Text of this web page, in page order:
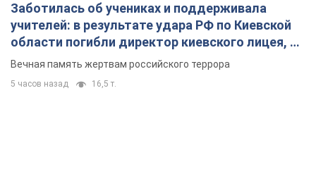
Заботилась об учениках и поддерживала
учителей: в результате удара РФ по Киевской
области погибли директор киевского лицея, её
муж и внук
Вечная память жертвам российского террора
5 часов назад 16,5 т.